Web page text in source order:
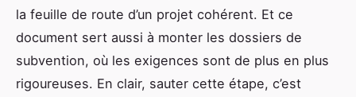
la feuille de route d’un projet cohérent. Et ce
document sert aussi à monter les dossiers de
subvention, où les exigences sont de plus en plus
rigoureuses. En clair, sauter cette étape, c’est